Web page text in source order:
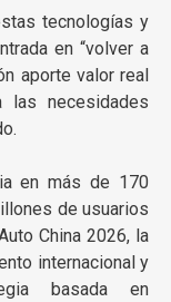
tecnologías y
en “volver a
aporte valor real
necesidades
en más de 170
de usuarios
China 2026, la
internacional y
basada en